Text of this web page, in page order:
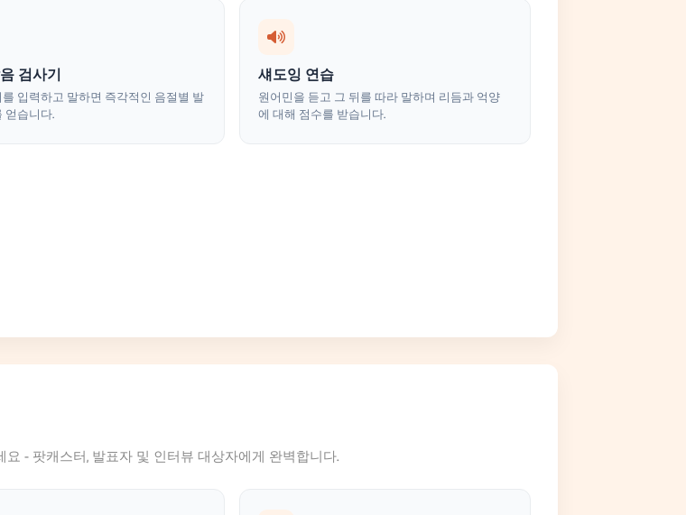
검사기
를 입력하고 말하면 즉각적인 음절별 발
얻습니다.
섀도잉 연습
원어민을 듣고 그 뒤를 따라 말하며 리듬과 억양
에 대해 점수를 받습니다.
- 팟캐스터, 발표자 및 인터뷰 대상자에게 완벽합니다.